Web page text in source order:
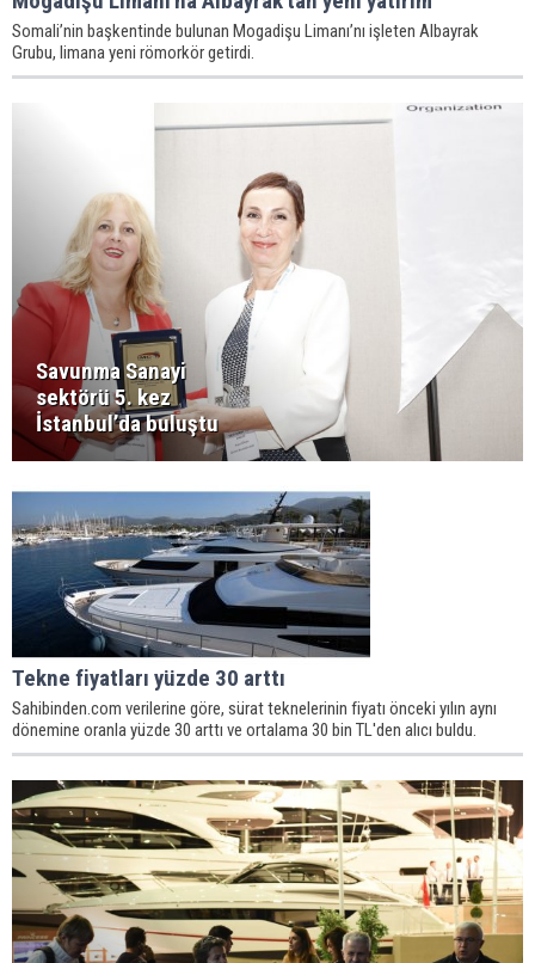
Somali’nin başkentinde bulunan Mogadişu Limanı’nı işleten Albayrak
Grubu, limana yeni römorkör getirdi.
Savunma Sanayi
sektörü 5. kez
İstanbul’da buluştu
Tekne fiyatları yüzde 30 arttı
Sahibinden.com verilerine göre, sürat teknelerinin fiyatı önceki yılın aynı
dönemine oranla yüzde 30 arttı ve ortalama 30 bin TL'den alıcı buldu.